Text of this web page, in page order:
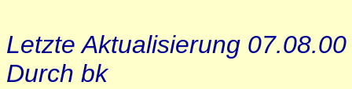
Letzte Aktualisierung 07.08.00
Durch bk